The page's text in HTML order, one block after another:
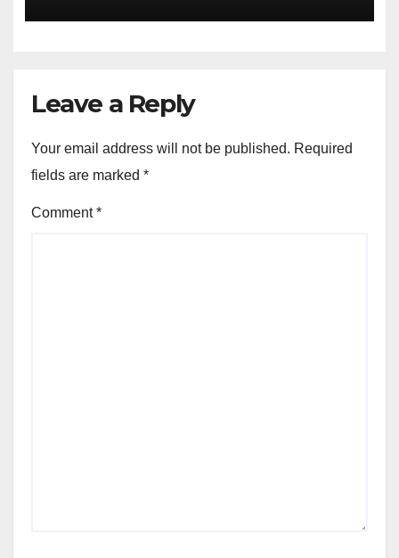
Leave a Reply
Your email address will not be published. Required
fields are marked *
Comment*